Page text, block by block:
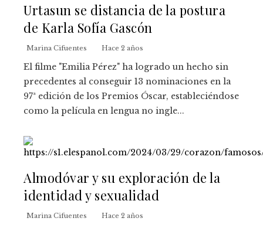
Urtasun se distancia de la postura
de Karla Sofía Gascón
Marina Cifuentes Hace 2 años
El filme "Emilia Pérez" ha logrado un hecho sin
precedentes al conseguir 13 nominaciones en la
97ª edición de los Premios Óscar, estableciéndose
como la película en lengua no ingle...
Almodóvar y su exploración de la
identidad y sexualidad
Marina Cifuentes Hace 2 años